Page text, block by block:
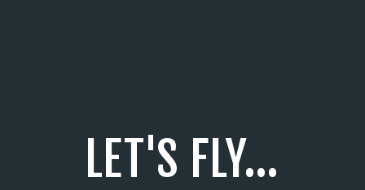
LET'S FLY...